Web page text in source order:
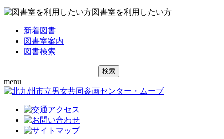
図書室を利用したい方
新着図書
図書室案内
図書検索
Search
for:
menu